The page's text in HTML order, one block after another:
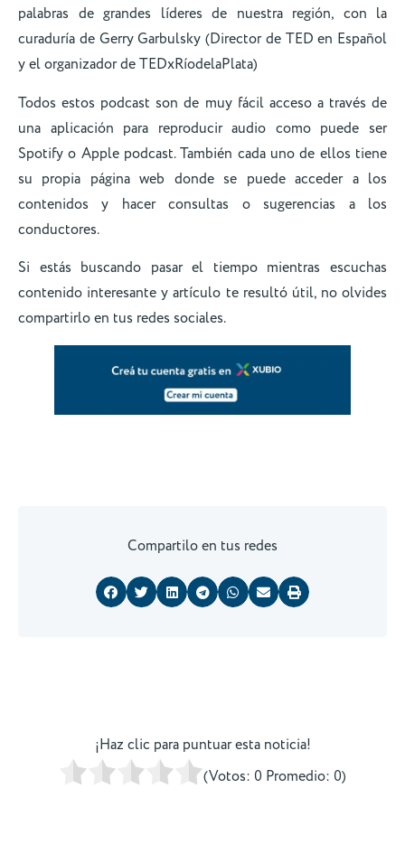
palabras de grandes líderes de nuestra región, con la
curaduría de Gerry Garbulsky (Director de TED en Español
y el organizador de TEDxRíodelaPlata)
Todos estos podcast son de muy fácil acceso a través de
una aplicación para reproducir audio como puede ser
Spotify o Apple podcast. También cada uno de ellos tiene
su propia página web donde se puede acceder a los
contenidos y hacer consultas o sugerencias a los
conductores.
Si estás buscando pasar el tiempo mientras escuchas
contenido interesante y artículo te resultó útil, no olvides
compartirlo en tus redes sociales.
Compartilo en tus redes
¡Haz clic para puntuar esta noticia!
(Votos: 0 Promedio: 0)